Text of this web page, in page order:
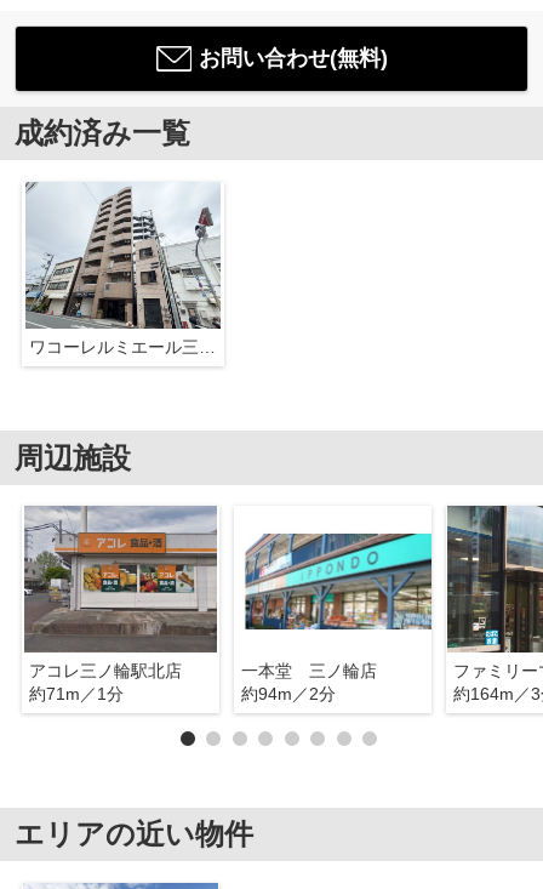
お問い合わせ(無料)
成約済み一覧
周辺施設
アコレ三ノ輪駅北店
約71m／1分
一本堂 三ノ輪店
約94m／2分
約164m／
エリアの近い物件